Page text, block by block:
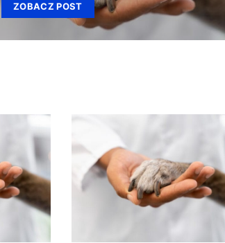
ZOBACZ POST